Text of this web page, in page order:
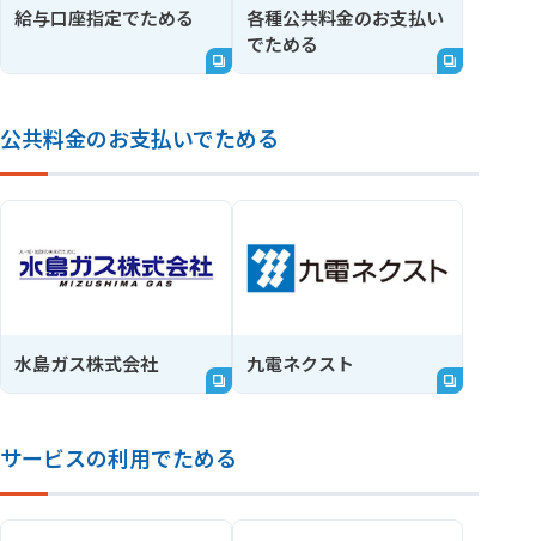
給与口座指定でためる
各種公共料金のお支払い
でためる
公共料金のお支払いでためる
水島ガス株式会社 九電ネクスト
サービスの利用でためる